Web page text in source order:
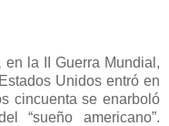
la II Guerra Mundial,
Unidos entró en
cincuenta se enarboló
“sueño americano”.